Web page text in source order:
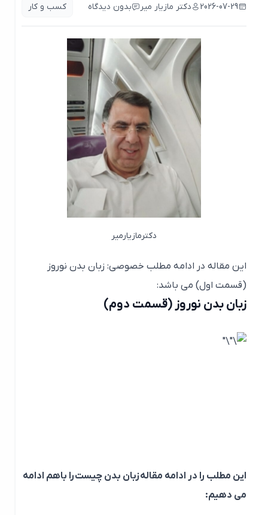
2026-07-29 دکتر مازیار میر بدون دیدگاه کسب و کار
دکترمازیارمیر
این مقاله در ادامه مطلب خصوصی: زبان بدن نوروز
(قسمت اول) می باشد:
زبان بدن نوروز (قسمت دوم)
این مطلب را در ادامه مقاله زبان بدن چیست را باهم ادامه
می دهیم: